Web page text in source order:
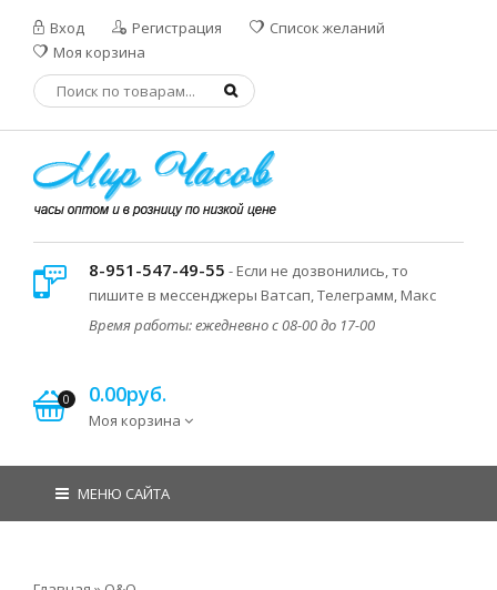
Вход Регистрация
Список желаний
Моя корзина
8-951-547-49-55 - Если не дозвонились, то
пишите в мессенджеры Ватсап, Телеграмм, Макс
Время работы: ежедневно с 08-00 до 17-00
0 0.00руб.
Моя корзина
МЕНЮ САЙТА